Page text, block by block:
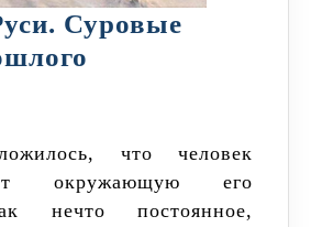
Суровые
зимы
прошлого
окружающую его
нечто постоянное,